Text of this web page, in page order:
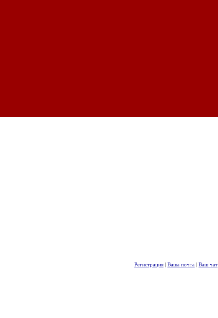
Регистрация | Ваша почта | Ваш чат